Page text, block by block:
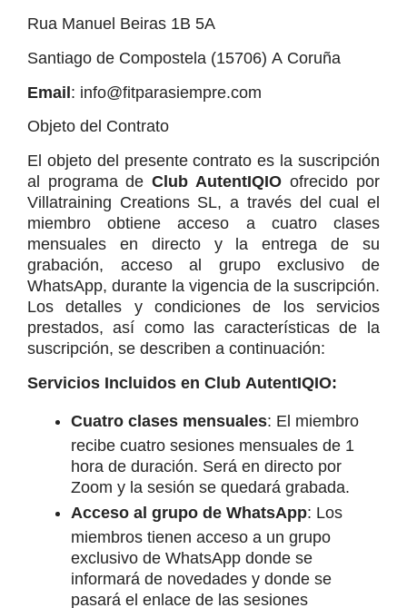
Rua Manuel Beiras 1B 5A
Santiago de Compostela (15706) A Coruña
Email: info@fitparasiempre.com
Objeto del Contrato
El objeto del presente contrato es la suscripción
al programa de Club AutentIQIO ofrecido por
Villatraining Creations SL, a través del cual el
miembro obtiene acceso a cuatro clases
mensuales en directo y la entrega de su
grabación, acceso al grupo exclusivo de
WhatsApp, durante la vigencia de la suscripción.
Los detalles y condiciones de los servicios
prestados, así como las características de la
suscripción, se describen a continuación:
Servicios Incluidos en Club AutentIQIO:
Cuatro clases mensuales: El miembro
recibe cuatro sesiones mensuales de 1
hora de duración. Será en directo por
Zoom y la sesión se quedará grabada.
Acceso al grupo de WhatsApp: Los
miembros tienen acceso a un grupo
exclusivo de WhatsApp donde se
informará de novedades y donde se
pasará el enlace de las sesiones